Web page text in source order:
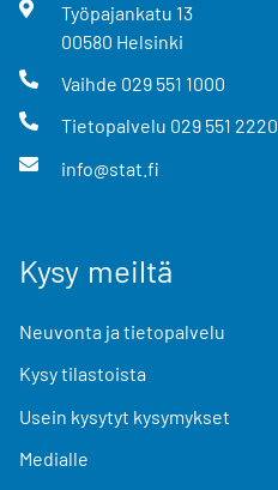
Työpajankatu 13
00580 Helsinki
Vaihde 029 551 1000
Tietopalvelu 029 551 2220
info@stat.fi
Kysy meiltä
Neuvonta ja tietopalvelu
Kysy tilastoista
Usein kysytyt kysymykset
Medialle